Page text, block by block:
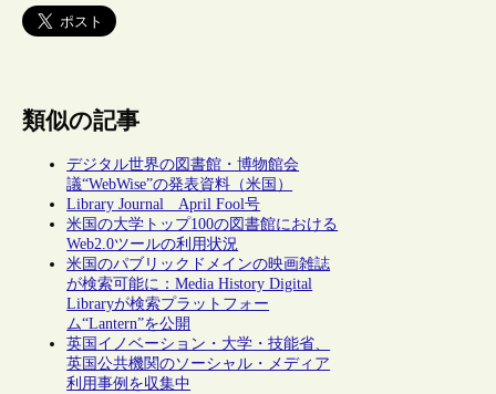
類似の記事
デジタル世界の図書館・博物館会
議“WebWise”の発表資料（米国）
Library Journal April Fool号
米国の大学トップ100の図書館における
Web2.0ツールの利用状況
米国のパブリックドメインの映画雑誌
が検索可能に：Media History Digital
Libraryが検索プラットフォー
ム“Lantern”を公開
英国イノベーション・大学・技能省、
英国公共機関のソーシャル・メディア
利用事例を収集中